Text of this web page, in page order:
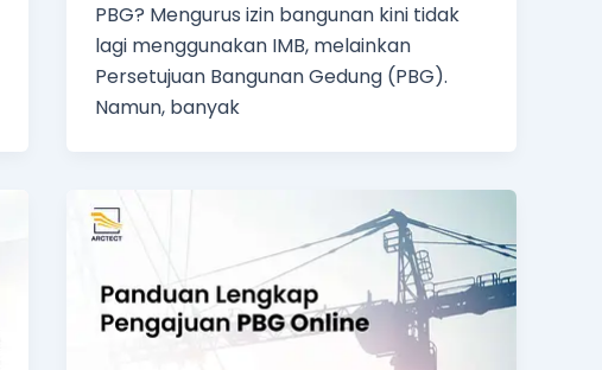
PBG? Mengurus izin bangunan kini tidak
lagi menggunakan IMB, melainkan
Persetujuan Bangunan Gedung (PBG).
Namun, banyak